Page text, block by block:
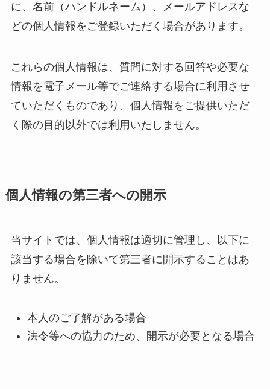
に、名前（ハンドルネーム）、メールアドレスな
どの個人情報をご登録いただく場合があります。
これらの個人情報は、質問に対する回答や必要な
情報を電子メール等でご連絡する場合に利用させ
ていただくものであり、個人情報をご提供いただ
く際の目的以外では利用いたしません。
個人情報の第三者への開示
当サイトでは、個人情報は適切に管理し、以下に
該当する場合を除いて第三者に開示することはあ
りません。
本人のご了解がある場合
法令等への協力のため、開示が必要となる場合